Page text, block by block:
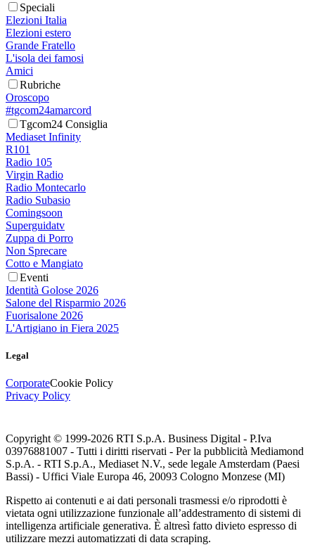
Speciali
Elezioni Italia
Elezioni estero
Grande Fratello
L'isola dei famosi
Amici
Rubriche
Oroscopo
#tgcom24amarcord
Tgcom24 Consiglia
Mediaset Infinity
R101
Radio 105
Virgin Radio
Radio Montecarlo
Radio Subasio
Comingsoon
Superguidatv
Zuppa di Porro
Non Sprecare
Cotto e Mangiato
Eventi
Identità Golose 2026
Salone del Risparmio 2026
Fuorisalone 2026
L'Artigiano in Fiera 2025
Legal
CorporateCookie Policy
Privacy Policy
Copyright © 1999-2026 RTI S.p.A. Business Digital - P.Iva
03976881007 - Tutti i diritti riservati - Per la pubblicità Mediamond
S.p.A. - RTI S.p.A., Mediaset N.V., sede legale Amsterdam (Paesi
Bassi) - Uffici Viale Europa 46, 20093 Cologno Monzese (MI)
Rispetto ai contenuti e ai dati personali trasmessi e/o riprodotti è
vietata ogni utilizzazione funzionale all’addestramento di sistemi di
intelligenza artificiale generativa. È altresì fatto divieto espresso di
utilizzare mezzi automatizzati di data scraping.